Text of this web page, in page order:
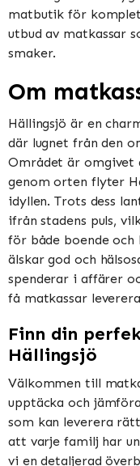
matbutik för
utbud av matkassar
smaker.
Om
Hällingsjö är en
där lugnet från den
Området är omgivet
genom orten flyter
idyllen. Trots dess
ifrån stadens puls,
för både boende och
älskar god och
spenderar i affärer
få matkassar
Finn din
Hällingsjö
Välkommen till
upptäcka och
som kan leverera
att varje familj har
vi en detaljerad